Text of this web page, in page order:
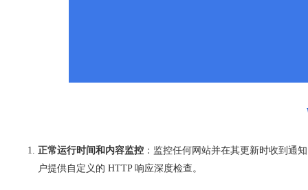
正常运行时间和内容监控 ：监控任何网站并在其更新时收到通
户提供自定义的 HTTP 响应深度检查。